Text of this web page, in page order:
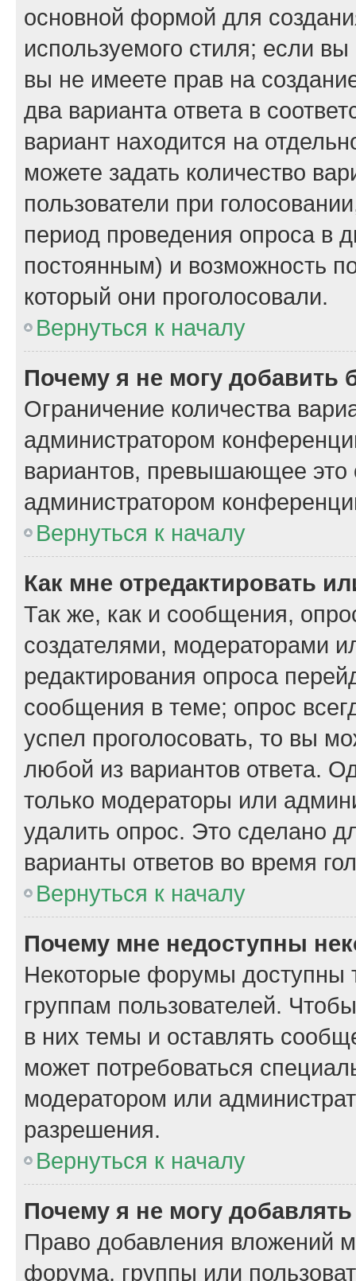
основной формой для
используемого стиля; если
вы не имеете прав на
два варианта ответа в
вариант находится на
можете задать количество
пользователи при
период проведения опроса в
постоянным) и возможность
который они проголосовали.
Вернуться к началу
Почему я не могу добавить
Ограничение количества
администратором
вариантов, превышающее это
администратором
Вернуться к началу
Как мне отредактировать
Так же, как и сообщения,
создателями, модераторами
редактирования опроса
сообщения в теме; опрос
успел проголосовать, то вы
любой из вариантов ответа.
только модераторы или
удалить опрос. Это сделано
варианты ответов во время
Вернуться к началу
Почему мне недоступны
Некоторые форумы доступны
группам пользователей.
в них темы и оставлять
может потребоваться
модератором или
разрешения.
Вернуться к началу
Почему я не могу
Право добавления вложений
форума, группы или